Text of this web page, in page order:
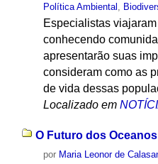
Política Ambiental
Especialistas
conhecendo
apresentarão suas
consideram como as
de vida dessas
Localizado em
O Futuro dos
por Maria Leonor de